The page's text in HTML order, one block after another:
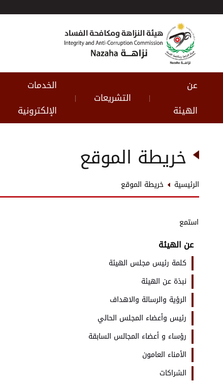
عن
الهيئة
| التشريعات |
الخدمات
الإلكترونية
خريطة الموقع
الرئيسية خريطة الموقع
استمع
عن الهيئة
كلمة رئيس مجلس الهيئة
نبذة عن الهيئة
الرؤية والرسالة والاهداف
رئيس وأعضاء المجلس الحالي
رؤساء و أعضاء المجالس السابقة
الأمناء العامون
الشراكات